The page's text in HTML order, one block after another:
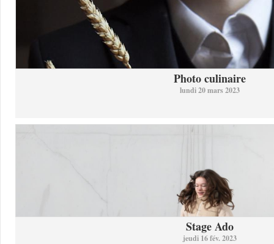
Photo culinaire
lundi 20 mars 2023
Stage Ado
jeudi 16 fév. 2023